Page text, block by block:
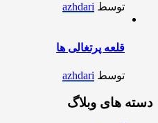
توسط azhdari
قلعه پرتغالی ها
توسط azhdari
دسته های وبلاگ